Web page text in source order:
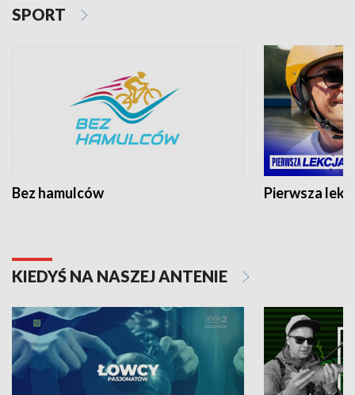
SPORT
Bez hamulców Pierwsza
KIEDYŚ NA NASZEJ ANTENIE